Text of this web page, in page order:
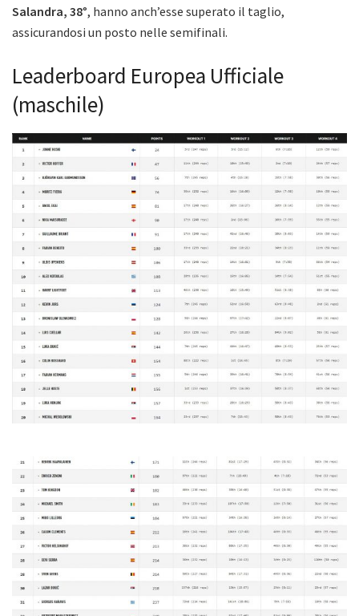
Salandra, 38°, hanno anch’esse superato il taglio,
assicurandosi un posto nelle semifinali.
Leaderboard Europea Ufficiale
(maschile)